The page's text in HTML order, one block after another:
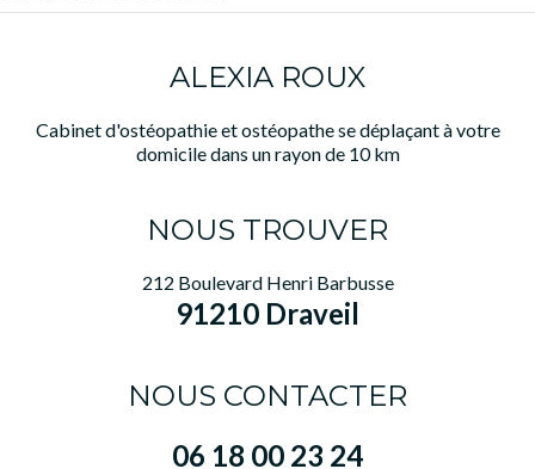
ALEXIA ROUX
Cabinet d'ostéopathie et ostéopathe se déplaçant à votre
domicile dans un rayon de 10 km
NOUS TROUVER
212 Boulevard Henri Barbusse
91210 Draveil
NOUS CONTACTER
06 18 00 23 24